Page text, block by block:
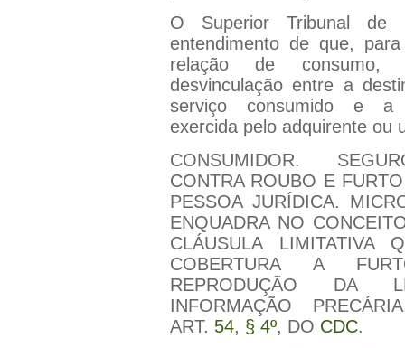
O Superior Tribunal de
entendimento de que,
relação de
desvinculação entre a
serviço consumido e a
exercida pelo adquirente ou
CONSUMIDOR.
CONTRA ROUBO E
PESSOA JURÍDICA.
ENQUADRA NO
CLÁUSULA LIMITATIVA
COBERTURA A
REPRODUÇÃO DA
INFORMAÇÃO
ART. 54, § 4º, DO CDC.